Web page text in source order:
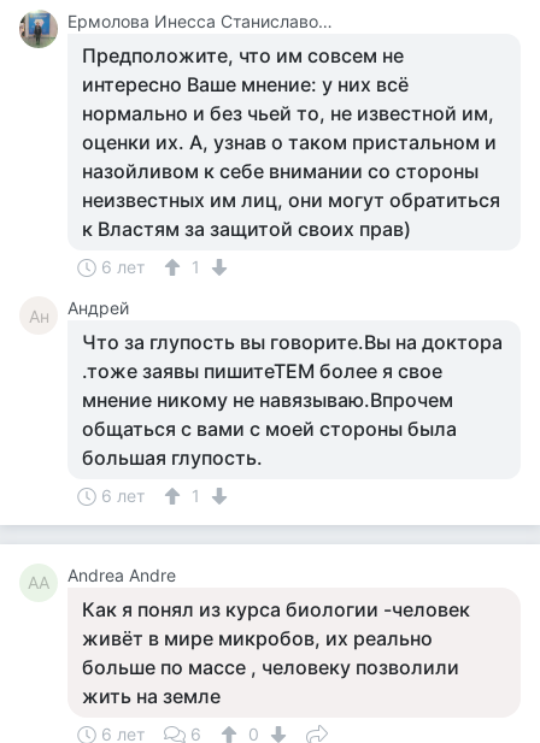
Ермолова Инесса Станиславовна
Предположите, что им совсем не
интересно Ваше мнение: у них всё
нормально и без чьей то, не известной им,
оценки их. А, узнав о таком пристальном и
назойливом к себе внимании со стороны
неизвестных им лиц, они могут обратиться
к Властям за защитой своих прав)
6 лет 1
Ан Андрей
Что за глупость вы говорите.Вы на доктора
.тоже заявы пишитеТЕМ более я свое
мнение никому не навязываю.Впрочем
общаться с вами с моей стороны была
большая глупость.
6 лет 1
AA Andrea Andre
Как я понял из курса биологии -человек
живёт в мире микробов, их реально
больше по массе , человеку позволили
жить на земле
6 лет 6 0